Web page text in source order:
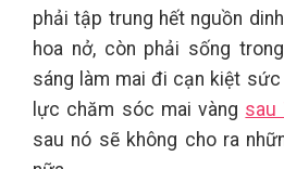
phải tập trung hết nguồn
hoa nở, còn phải sống
sáng làm mai đi cạn kiệt
lực chăm sóc mai vàng sau
sau nó sẽ không cho ra